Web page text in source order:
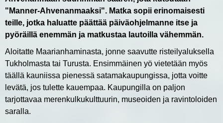
"Manner-Ahvenanmaaksi". Matka sopii erinomaisesti
teille, jotka haluatte päättää päiväohjelmanne itse ja
pyöräillä enemmän ja matkustaa lautoilla vähemmän.
Aloitatte Maarianhaminasta, jonne saavutte risteilyaluksella
Tukholmasta tai Turusta. Ensimmäinen yö vietetään myös
täällä kauniissa pienessä satamakaupungissa, jotta voitte
levätä, jos tulette kauempaa. Kaupungilla on paljon
tarjottavaa merenkulkukulttuurin, museoiden ja ravintoloiden
saralla.